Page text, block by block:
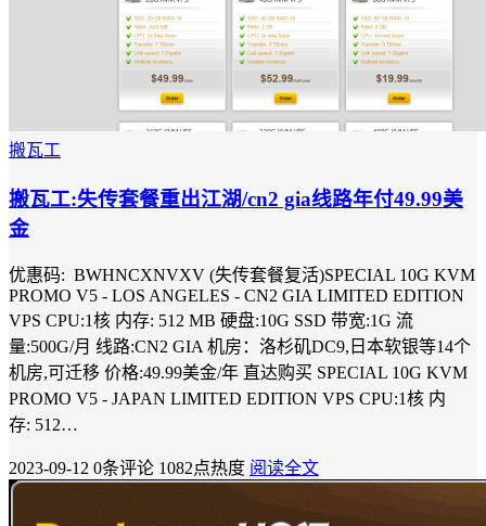
搬瓦工
搬瓦工:失传套餐重出江湖/cn2 gia线路年付49.99美
金
优惠码: BWHNCXNVXV (失传套餐复活)SPECIAL 10G KVM
PROMO V5 - LOS ANGELES - CN2 GIA LIMITED EDITION
VPS CPU:1核 内存: 512 MB 硬盘:10G SSD 带宽:1G 流
量:500G/月 线路:CN2 GIA 机房：洛杉矶DC9,日本软银等14个
机房,可迁移 价格:49.99美金/年 直达购买 SPECIAL 10G KVM
PROMO V5 - JAPAN LIMITED EDITION VPS CPU:1核 内
存: 512…
2023-09-12 0条评论 1082点热度 阅读全文